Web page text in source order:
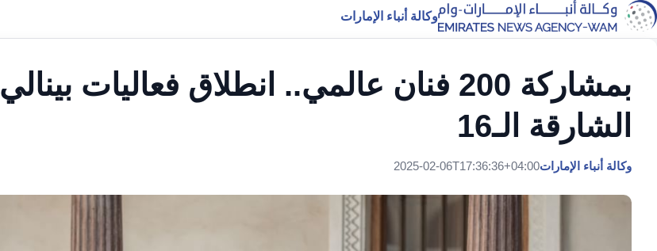
وكالة أنباء الإمارات
بمشاركة 200 فنان عالمي.. انطلاق فعاليات بينالي
الشارقة الـ16
وكالة أنباء الإمارات2025-02-06T17:36:36+04:00